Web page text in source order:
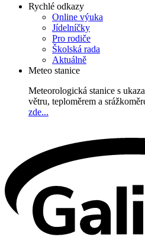
Rychlé odkazy
Online výuka
Jídelníčky
Pro rodiče
Školská rada
Aktuálně
Meteo stanice
Meteorologická stanice s
větru, teploměrem a
zde...